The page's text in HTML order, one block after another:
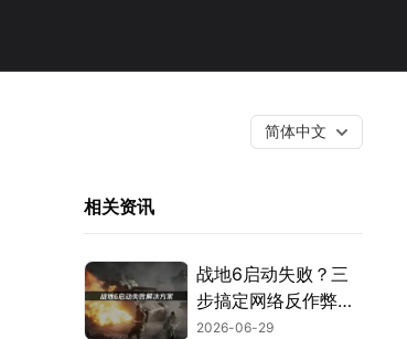
简体中文
相关资讯
战地6启动失败？三
步搞定网络反作弊与
安全设置！
2026-06-29